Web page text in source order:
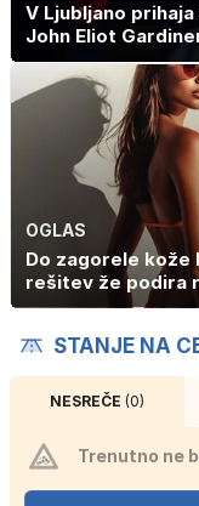
V Ljubljano
John Eliot
OGLAS
Do zagorele kože
rešitev že podira
STANJE NA
NESREČE (0)
Trenutno ne